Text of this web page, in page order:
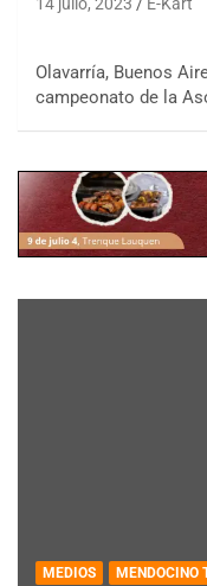
Olavarría, Buenos
campeonato de la
MEDIOS MENDOCINO